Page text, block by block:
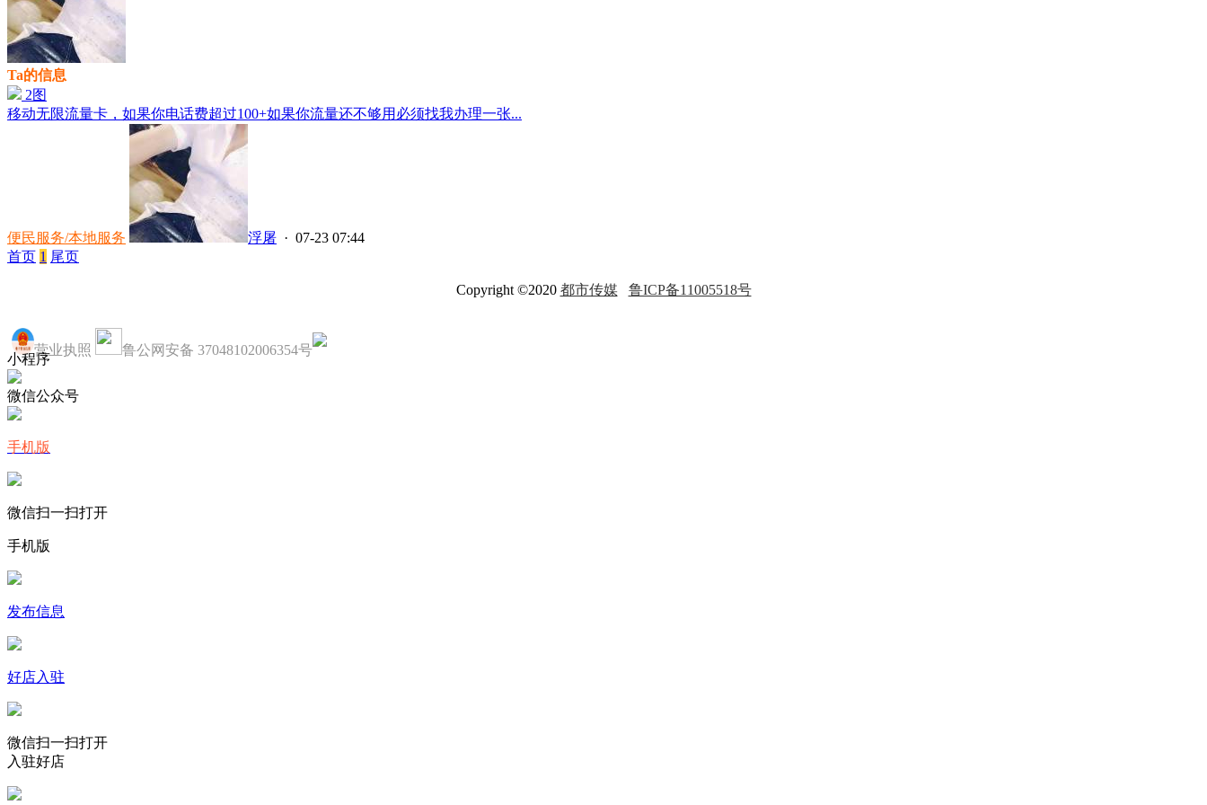
Ta的信息
2图
移动无限流量卡，如果你电话费超过100+如果你流量还不够用必须找我办理一张...
便民服务/本地服务 浮屠 · 07-23 07:44
首页 1 尾页
Copyright ©2020 都市传媒 鲁ICP备11005518号
营业执照 鲁公网安备 37048102006354号
小程序
微信公众号
手机版
微信扫一扫打开
手机版
发布信息
好店入驻
微信扫一扫打开
入驻好店